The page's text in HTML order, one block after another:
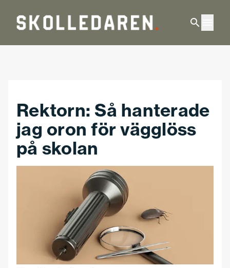
Rektorn: Så hanterade
jag oron för vägglöss
på skolan